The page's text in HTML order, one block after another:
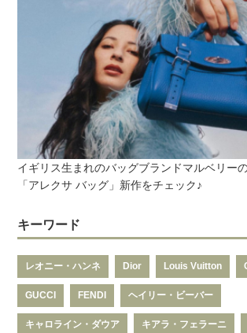
イギリス生まれのバッグブランドマルベリー
「アレクサ バッグ」新作をチェック♪
キーワード
レオニー・ハンネ Dior Louis Vuitton
GUCCI FENDI ヘイリー・ビーバー
キャロライン・ダウア キアラ・フェラーニ